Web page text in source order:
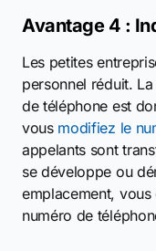
Avantage 4 :
Les petites
personnel réduit.
de téléphone est
vous modifiez le
appelants sont
se développe ou
emplacement,
numéro de